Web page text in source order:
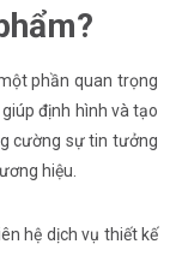
phần quan trọng
định hình và tạo
cường sự tin tưởng
hiệu.
hệ dịch vụ thiết kế